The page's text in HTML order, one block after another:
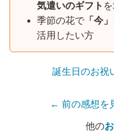
気遣いのギフト
季節の花で 「今
活用したい方
誕生日のお祝
← 前の感想を
他の